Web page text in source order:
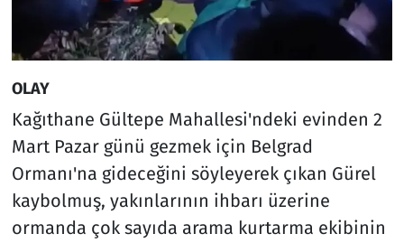
OLAY
Kağıthane Gültepe Mahallesi'ndeki evinden 2
Mart Pazar günü gezmek için Belgrad
Ormanı'na gideceğini söyleyerek çıkan Gürel
kaybolmuş, yakınlarının ihbarı üzerine
ormanda çok sayıda arama kurtarma ekibinin